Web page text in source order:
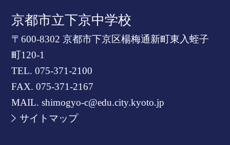
京都市立下京中学校
〒600-8302 京都市下京区楊梅通新町東入蛭子
町120-1
TEL.075-371-2100
FAX. 075-371-2167
MAIL. shimogyo-c@edu.city.kyoto.jp
サイトマップ